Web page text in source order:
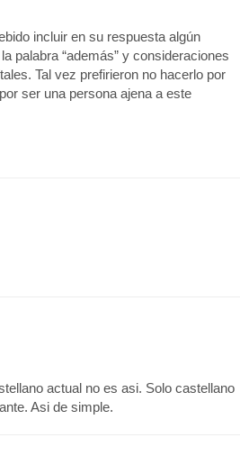
incluir en su respuesta algún
palabra “además” y consideraciones
Tal vez prefirieron no hacerlo por
ser una persona ajena a este
actual no es asi. Solo castellano
Asi de simple.